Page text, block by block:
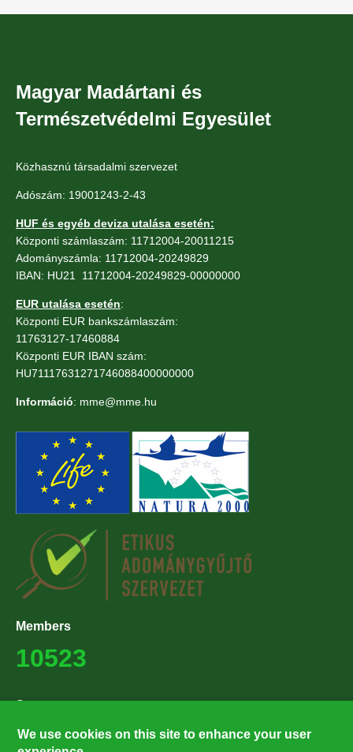
Magyar Madártani és
Természetvédelmi Egyesület
Közhasznú társadalmi szervezet
Adószám: 19001243-2-43
HUF és egyéb deviza utalása esetén:
Központi számlaszám: 11712004-20011215
Adományszámla: 11712004-20249829
IBAN: HU21 11712004-20249829-00000000
EUR utalása esetén:
Központi EUR bankszámlaszám:
11763127-17460884
Központi EUR IBAN szám:
HU71117631271746088400000000
Információ: mme@mme.hu
Members
10523
Supporters
27224
We use cookies on this site to enhance your user